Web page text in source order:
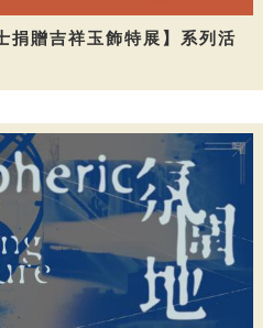
捐贈吉祥玉飾特展】系列活